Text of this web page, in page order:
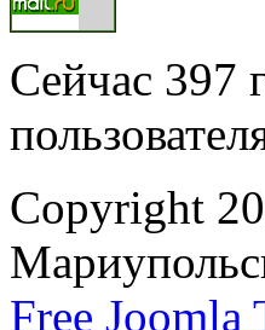
Сейчас 397
Copyright
Free Joomla